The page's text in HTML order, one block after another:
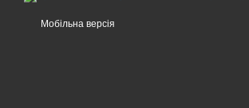
Мобільна версія